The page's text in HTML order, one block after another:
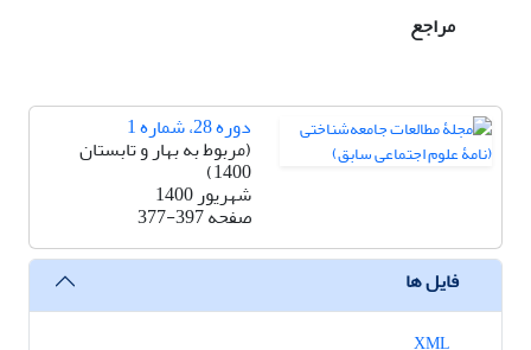
مراجع
دوره 28، شماره 1
(مربوط به بهار و تابستان
1400)
شهریور 1400
صفحه377-397
فایل ها